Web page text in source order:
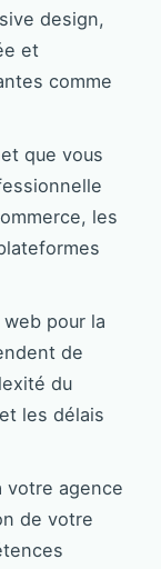
design,
et
comme
que vous
les
pour la
de
du
les délais
votre agence
de votre